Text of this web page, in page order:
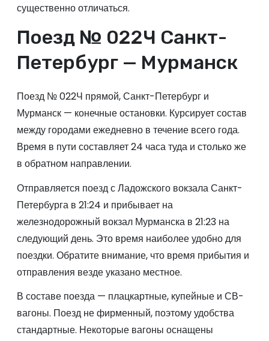
существенно отличаться.
Поезд № 022Ч Санкт-
Петербург — Мурманск
Поезд № 022Ч прямой, Санкт-Петербург и
Мурманск — конечные остановки. Курсирует состав
между городами ежедневно в течение всего года.
Время в пути составляет 24 часа туда и столько же
в обратном направлении.
Отправляется поезд с Ладожского вокзала Санкт-
Петербурга в 21:24 и прибывает на
железнодорожный вокзал Мурманска в 21:23 на
следующий день. Это время наиболее удобно для
поездки. Обратите внимание, что время прибытия и
отправления везде указано местное.
В составе поезда — плацкартные, купейные и СВ-
вагоны. Поезд не фирменный, поэтому удобства
стандартные. Некоторые вагоны оснащены